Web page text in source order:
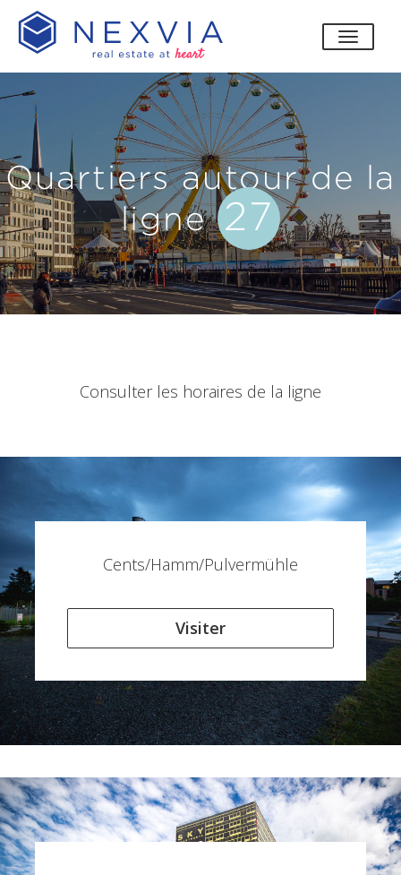
Quartiers autour de la
ligne27
Consulter les horaires de la ligne
Cents/Hamm/Pulvermühle
Visiter